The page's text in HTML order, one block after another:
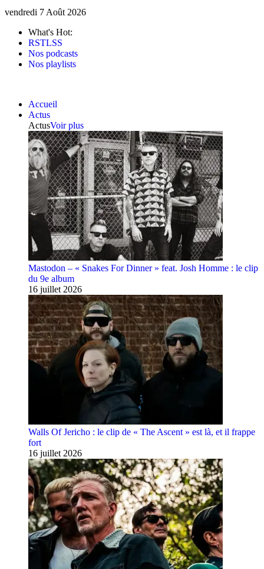
vendredi 7 Août 2026
What's Hot:
RSTLSS
Nos podcasts
Nos playlists
Accueil
Actus
ActusVoir plus
Mastodon – « Snakes For Dinner » feat. Josh Homme : le clip
du 9e album
16 juillet 2026
Walls Of Jericho : le clip de « The Ascent » est là, et il frappe
fort
16 juillet 2026